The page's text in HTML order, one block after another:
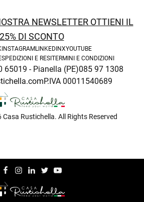
NEWSLETTER OTTIENI IL
25% DI SCONTO
INSTAGRAMLINKEDINXYOUTUBE
SPEDIZIONI E RESITERMINI E CONDIZIONI
65019 - Pianella (PE)085 97 1308
P.IVA 00011540689
Rustichella. All Rights Reserved